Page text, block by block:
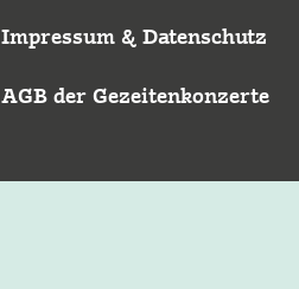
Impressum & Datenschutz
AGB der Gezeitenkonzerte